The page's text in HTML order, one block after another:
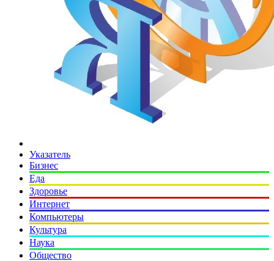
Указатель
Бизнес
Еда
Здоровье
Интернет
Компьютеры
Культура
Наука
Общество